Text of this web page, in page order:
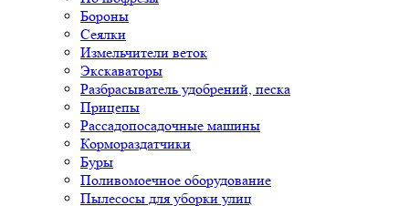
Бороны
Сеялки
Измельчители веток
Экскаваторы
Разбрасыватель удобрений, песка
Прицепы
Рассадопосадочные машины
Кормораздатчики
Буры
Поливомоечное оборудование
Пылесосы для уборки улиц